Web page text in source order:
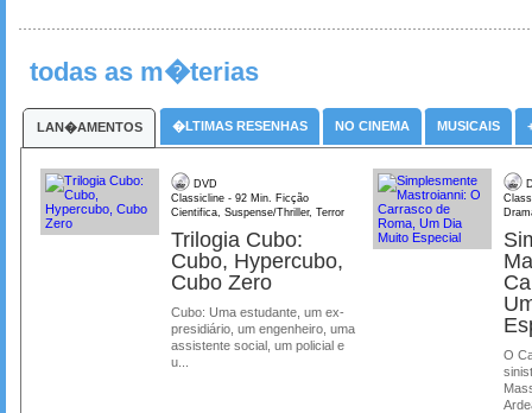
todas as m�terias
LAN�AMENTOS �LTIMAS RESENHAS NO CINEMA MUSICAIS
DVD
Classicline - 92 Min. Ficção
Cientifica, Suspense/Thriller, Terror
Trilogia Cubo:
Cubo, Hypercubo,
Cubo Zero
Cubo: Uma estudante, um ex-
presidiário, um engenheiro, uma
assistente social, um policial e
u...
O